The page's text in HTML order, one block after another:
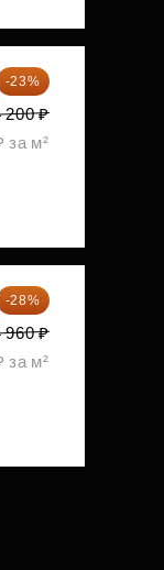
-23%
200 ₽
за м²
-28%
960 ₽
за м²